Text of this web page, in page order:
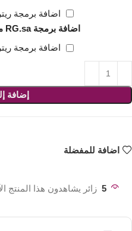
اضافة برمجة
اضافة برمجة RG.sa مع ذاكرة 256 قيقا بايت
اضافة برمجة
إضافة
اضافة للمفضلة
5 زائر يشاهدون هذا المنتج